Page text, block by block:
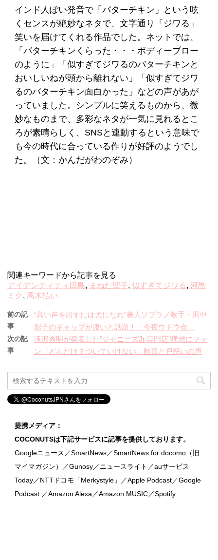
インド人ぽい発音で「バターチキン」という呟
くセンスが絶妙なネタで、文字通り「ジワる」
笑いを届けてくれる作品でした。ネットでは、
「バターチキンくらった・・・ボディーブロー
のように」「似すぎてジワるのバターチキンと
おいしいねが頭から離れない」「似すぎてジワ
るのバターチキン面白かった」などの声があが
っていました。シンプルに笑えるものから、微
妙なものまで、多彩なネタが一気に見れるとこ
ろが素晴らしく、SNSと連動するという意味で
も今の時代に合っている作りが好評のようでし
た。（文：かんだがわのぞみ）
関連キーワードから記事を見る
アイデンティティ田島, まねだ聖子, 似すぎてジワる, 河邑
ミク , 高木払い
前の記
事
“高い声を出すには犬になれ”美人ソプラノ歌手・田中
彩子のギャップが凄いと話題！「今夜ウドウ会」
次の記
事
滝沢秀明が発表した"ジャニーズJr.専門店"構想にファ
ン「どんだけ？ついていけない」歓喜と戸惑いの声
提携メディア：
COCONUTSは下記サービスに記事を提供しております。
Googleニュース／SmartNews／SmartNews for docomo（旧
マイマガジン）／Gunosy／ニュースライト／auサービス
Today／NTTドコモ「Merkystyle」／Apple Podcast／Google
Podcast ／Amazon Alexa／Amazon MUSIC／Spotify